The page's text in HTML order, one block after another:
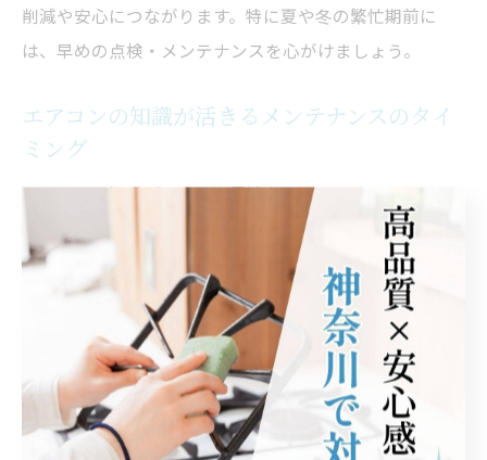
削減や安心につながります。特に夏や冬の繁忙期前に
は、早めの点検・メンテナンスを心がけましょう。
エアコンの知識が活きるメンテナンスのタイ
ミング
エアコンの知識があると、最適なメンテナンスタイミン
グを見極めやすくなります。たとえば「冷えが悪い」
「異臭がする」「運転音が大きくなった」などの症状
は、内部の汚れや部品の劣化が進行しているサインで
す。こうした兆候を見逃さず早めに対応することが重要
また、エアコンの使用頻度や設置環境によってもメンテ
ナンス時期は前後します。ペットのいる家庭や、キッチ